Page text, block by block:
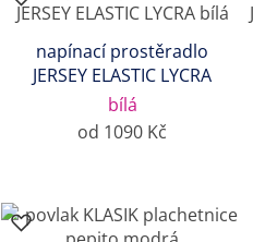
napínací prostěradlo
JERSEY ELASTIC LYCRA
bílá
od 1090 Kč